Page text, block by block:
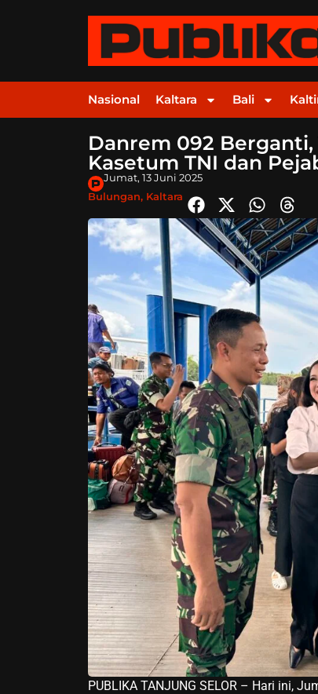
Nasional Kaltara Bali
Danrem 092
Kasetum TNI dan
Jumat, 13 Juni 2025
Bulungan, Kaltara
PUBLIKA TANJUNG SELOR – Hari ini,